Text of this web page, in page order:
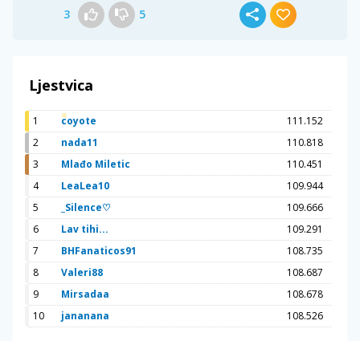
3 5
Ljestvica
1 coyote
111.152
2
nada11
110.818
3
Mlađo Miletic
110.451
4
LeaLea10
109.944
5
_Silence♡
109.666
6
Lav tihi...
109.291
7
BHFanaticos91
108.735
8
Valeri88
108.687
9
Mirsadaa
108.678
10
jananana 108.526